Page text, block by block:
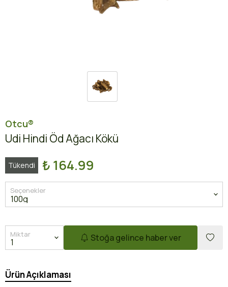
Otcu®
Udi Hindi Öd Ağacı Kökü
Tükendi ₺ 164.99
Seçenekler
Miktar Stoğa gelince haber ver
Ürün Açıklaması